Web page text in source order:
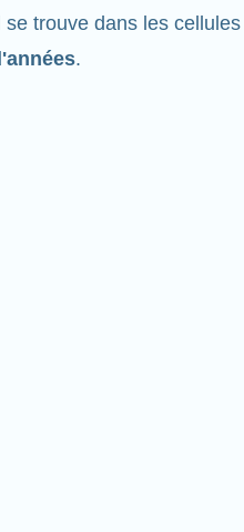
se trouve dans les
.